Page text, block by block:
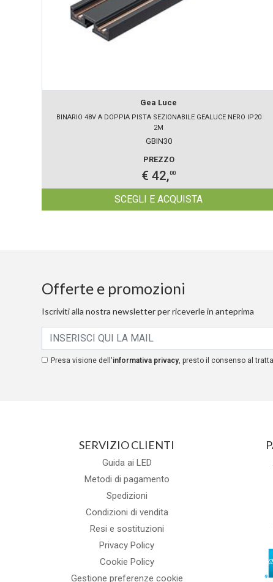
Gea Luce
BINARIO 48V A DOPPIA PISTA SEZIONABILE GEALUCE NERO IP20
2M
GBIN30
PREZZO
€ 42,00
SCEGLI E ACQUISTA
Offerte e promozioni
Iscriviti alla nostra newsletter per riceverle in anteprima
Presa visione dell'informativa privacy, presto il consenso al
SERVIZIO CLIENTI
Guida ai LED
Metodi di pagamento
Spedizioni
Condizioni di vendita
Resi e sostituzioni
Privacy Policy
Cookie Policy
Gestione preferenze cookie